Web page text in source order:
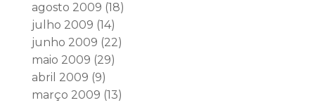
agosto 2009 (18)
julho 2009 (14)
junho 2009 (22)
maio 2009 (29)
abril 2009 (9)
março 2009 (13)